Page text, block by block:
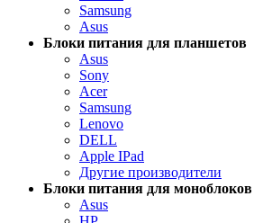
Samsung
Asus
Блоки питания для планшетов
Asus
Sony
Acer
Samsung
Lenovo
DELL
Apple IPad
Другие производители
Блоки питания для моноблоков
Asus